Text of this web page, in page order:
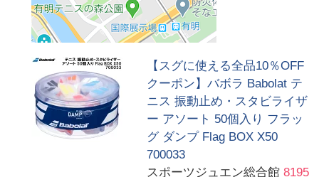
【スグに使える全品10％OFF
クーポン】バボラ Babolat テ
ニス 振動止め・スタビライザ
ー アソート 50個入り フラッ
グ ダンプ Flag BOX X50
700033
スポーツジュエン総合館 8195